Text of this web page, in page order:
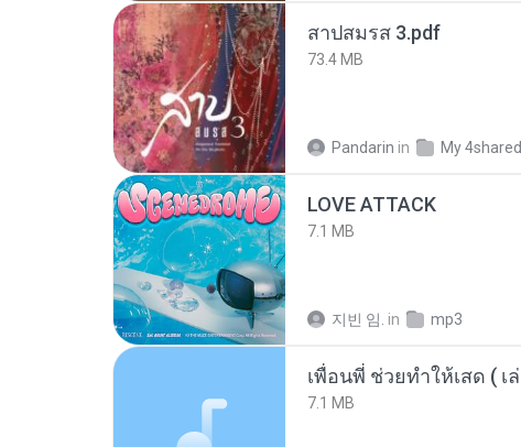
สาปสมรส 3.pdf
73.4 MB
Pandarin in My 4shared
LOVE ATTACK
7.1 MB
지빈 임. in mp3
7.1 MB